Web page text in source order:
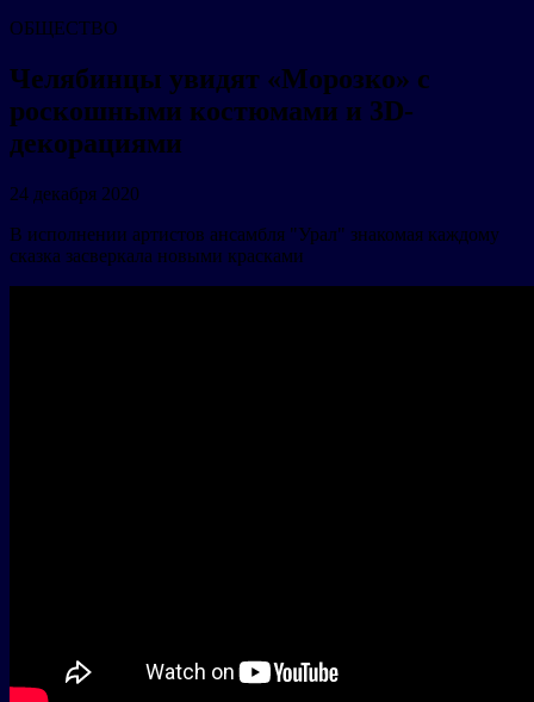
ОБЩЕСТВО
Челябинцы увидят «Морозко» с
роскошными костюмами и 3D-
декорациями
24 декабря 2020
В исполнении артистов ансамбля "Урал" знакомая каждому
сказка засверкала новыми красками